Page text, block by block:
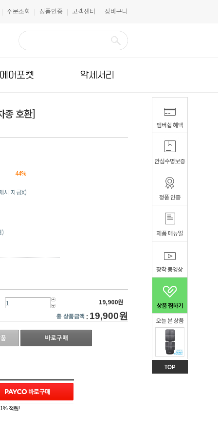
| 주문조회 | 정품인증 | 고객센터 | 장바구니
에어포켓 악세서리
종 호환]
44%
시 지급X)
)
19,900원
총 상품금액 : 19,900원
적립!